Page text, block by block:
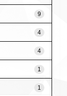
9
4
4
1
1